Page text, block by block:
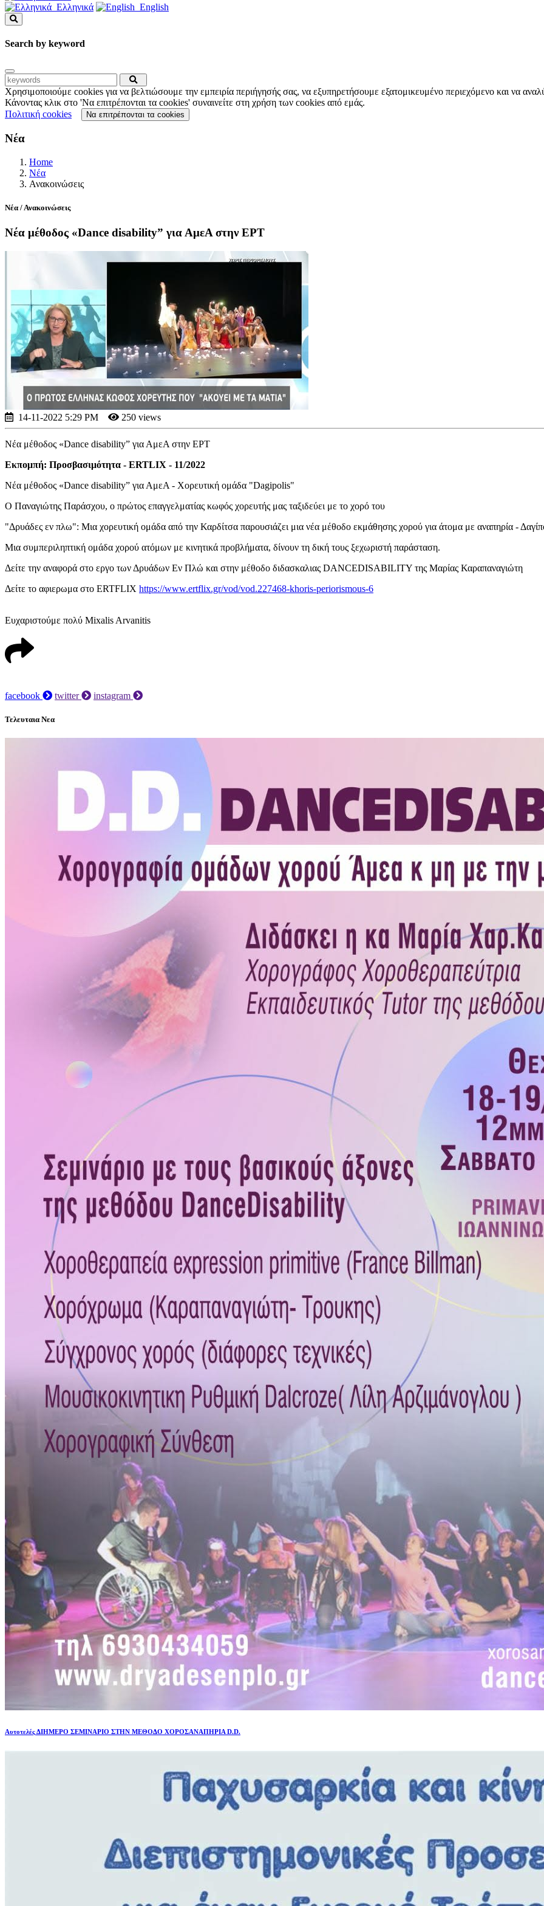
Ελληνικά
English
Search by keyword
Χρησιμοποιούμε cookies για να βελτιώσουμε την εμπειρία περιήγησής σας, να εξυπηρετήσουμε εξατομικευμένο περιεχόμενο και να
Κάνοντας κλικ στο 'Να επιτρέπονται τα cookies' συναινείτε στη χρήση των cookies από εμάς.
Πoλιτική cookies
Να επιτρέπονται τα cookies
Νέα
Home
Νέα
Ανακοινώσεις
Νέα / Ανακοινώσεις
Νέα μέθοδος «Dance disability” για ΑμεΑ στην ΕΡΤ
14-11-2022 5:29 PM 250 views
Νέα μέθοδος «Dance disability” για ΑμεΑ στην ΕΡΤ
Εκπομπή: Προσβασιμότητα - ERTLIX - 11/2022
Νέα μέθοδος «Dance disability” για ΑμεΑ - Χορευτική ομάδα "Dagipolis"
Ο Παναγιώτης Παράσχου, ο πρώτος επαγγελματίας κωφός χορευτής μας ταξιδεύει με το χορό του
"Δρυάδες εν πλω": Μια χορευτική ομάδα από την Καρδίτσα παρουσιάζει μια νέα μέθοδο εκμάθησης χορού για άτομα με αναπηρία -
Μια συμπεριληπτική ομάδα χορού ατόμων με κινητικά προβλήματα, δίνουν τη δική τους ξεχωριστή παράσταση.
Δείτε την αναφορά στο εργο των Δρυάδων Εν Πλώ και στην μέθοδο διδασκαλιας DANCEDISABILITY της Μαρίας Καραπαναγιώτη
Δείτε το αφιερωμα στο ERTFLIX https://www.ertflix.gr/vod/vod.227468-khoris-periorismous-6
Ευχαριστούμε πολύ Mixalis Arvanitis
facebook twitter instagram
Τελευταια Νεα
Αυτοτελές ΔΙΗΜΕΡΟ ΣΕΜΙΝΑΡΙΟ ΣΤΗΝ ΜΕΘΟΔΟ ΧΟΡΟΣΑΝΑΠΗΡΙΑ D.D.